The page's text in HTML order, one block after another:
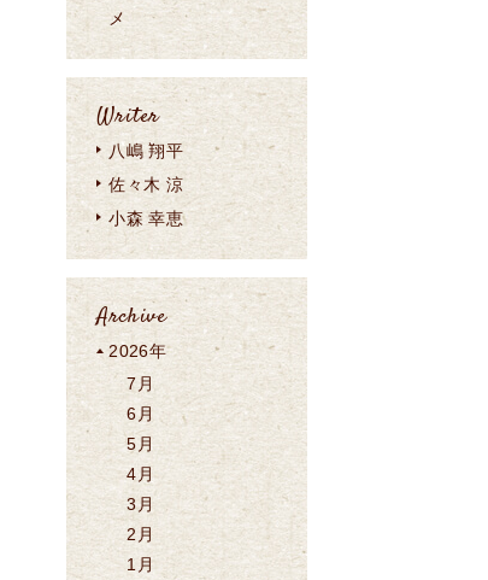
メ
Writer
八嶋 翔平
佐々木 涼
小森 幸恵
Archive
2026年
7月
6月
5月
4月
3月
2月
1月